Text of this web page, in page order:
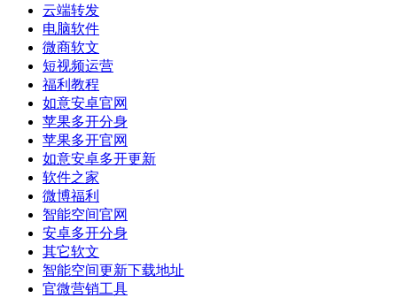
云端转发
电脑软件
微商软文
短视频运营
福利教程
如意安卓官网
苹果多开分身
苹果多开官网
如意安卓多开更新
软件之家
微博福利
智能空间官网
安卓多开分身
其它软文
智能空间更新下载地址
官微营销工具